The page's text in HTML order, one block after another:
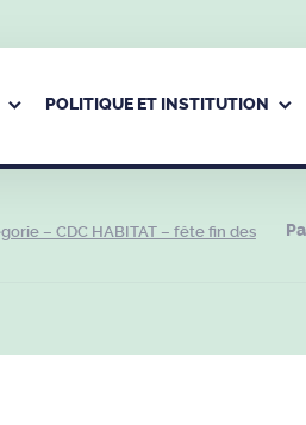
POLITIQUE ET INSTITUTION
– CDC HABITAT – fête fin des